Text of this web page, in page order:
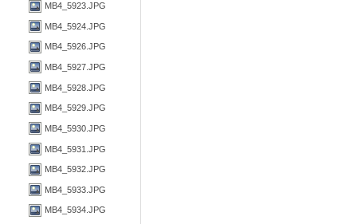
MB4_5923.JPG
MB4_5924.JPG
MB4_5926.JPG
MB4_5927.JPG
MB4_5928.JPG
MB4_5929.JPG
MB4_5930.JPG
MB4_5931.JPG
MB4_5932.JPG
MB4_5933.JPG
MB4_5934.JPG